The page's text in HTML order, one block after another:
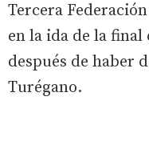
Tercera
en la ida de la final
después de haber
Turégano.